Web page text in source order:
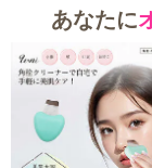
●大容量300mLでお
●国産の工場で製造
VC100 高浸透ビタ
浸透力は従来ビタ
低刺激で炎症が起
ビタミンC誘導体
あなたに